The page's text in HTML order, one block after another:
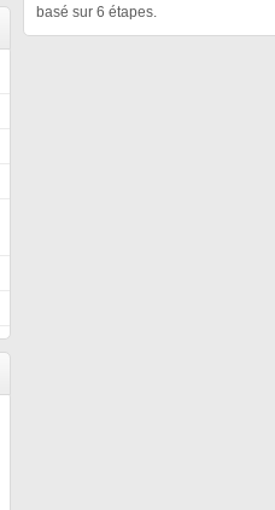
basé sur 6 étapes.